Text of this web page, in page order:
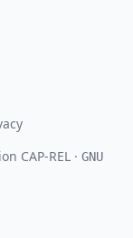
CAP-REL · GNU